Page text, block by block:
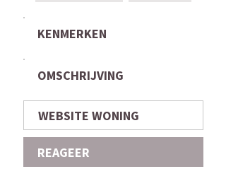
KENMERKEN
OMSCHRIJVING
WEBSITE WONING
REAGEER